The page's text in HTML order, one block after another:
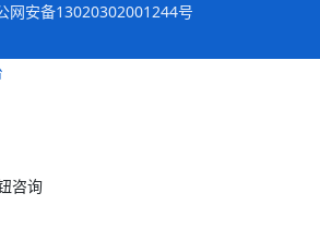
网安备13020302001244号
咨询